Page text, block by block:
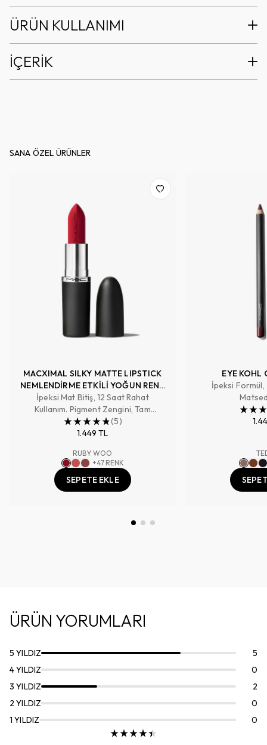
ÜRÜN KULLANIMI
İÇERİK
SANA ÖZEL ÜRÜNLER
MACXIMAL SILKY MATTE LIPSTICK
NEMLENDİRME ETKİLİ YOĞUN RENK
SAĞLAYAN RUJ
İpeksi Mat Bitiş, 12 Saat Rahat
Kullanım. Pigment Zengini, Tam
Kapatıcılık Sağlayan Renk
(5)
1.449 TL
RUBY WOO
+47 RENK
SEPETE EKLE
EYE KOHL
İpeksi
ÜRÜN YORUMLARI
5 YILDIZ
5
4YILDIZ
0
3 YILDIZ
2
2 YILDIZ
0
1 YILDIZ 0